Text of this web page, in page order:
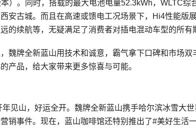
）。同时，搭载的最大电池电量52.3kWh，WLTC综
安古城。而且在高速或馈电工况场景下，Hi4性能版
的续航等，无疑满足了消费者对插电混动车型的所有
魏牌全新蓝山用技术和诚意，霸气拿下口碑和市场
产品，给大家带来更多惊喜与可能。
见山，好运全开。魏牌全新蓝山携手哈尔滨冰雪大
销事件。现在，蓝山咖啡馆还特别推出了#美好生活